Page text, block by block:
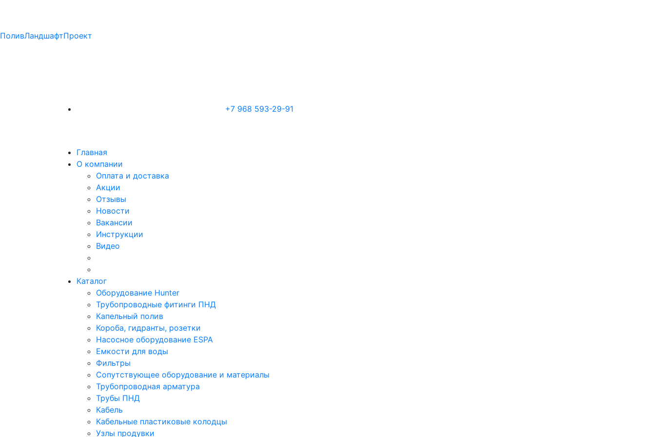
ПоливЛандшафтПроект
+7 968 593-29-91
Главная
О компании
Оплата и доставка
Акции
Отзывы
Новости
Вакансии
Инструкции
Видео
Каталог
Оборудование Hunter
Трубопроводные фитинги ПНД
Капельный полив
Короба, гидранты, розетки
Насосное оборудование ESPA
Емкости для воды
Фильтры
Сопутствующее оборудование и материалы
Трубопроводная арматура
Трубы ПНД
Кабель
Кабельные пластиковые колодцы
Узлы продувки